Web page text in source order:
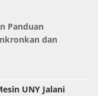
Panduan
dan
UNY Jalani